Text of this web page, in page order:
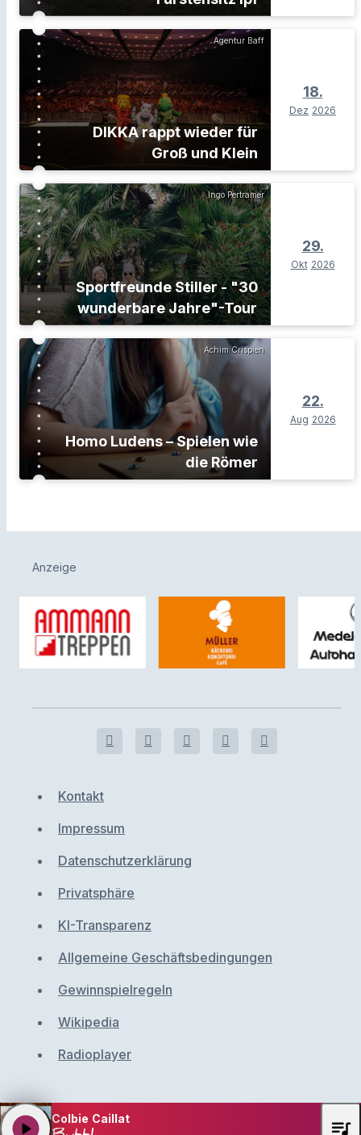
Agentur Baff
DIKKA rappt wieder für
Groß und Klein
18.
Dez 2026
Ingo Pertramer
Sportfreunde Stiller - "30
wunderbare Jahre"-Tour
29.
Okt 2026
Achim Crispien
Homo Ludens – Spielen wie
die Römer
22.
Aug 2026
Anzeige
Kontakt
Impressum
Datenschutzerklärung
Privatsphäre
KI-Transparenz
Allgemeine Geschäftsbedingungen
Gewinnspielregeln
Wikipedia
Radioplayer
Colbie Caillat
play_arrow queue_music